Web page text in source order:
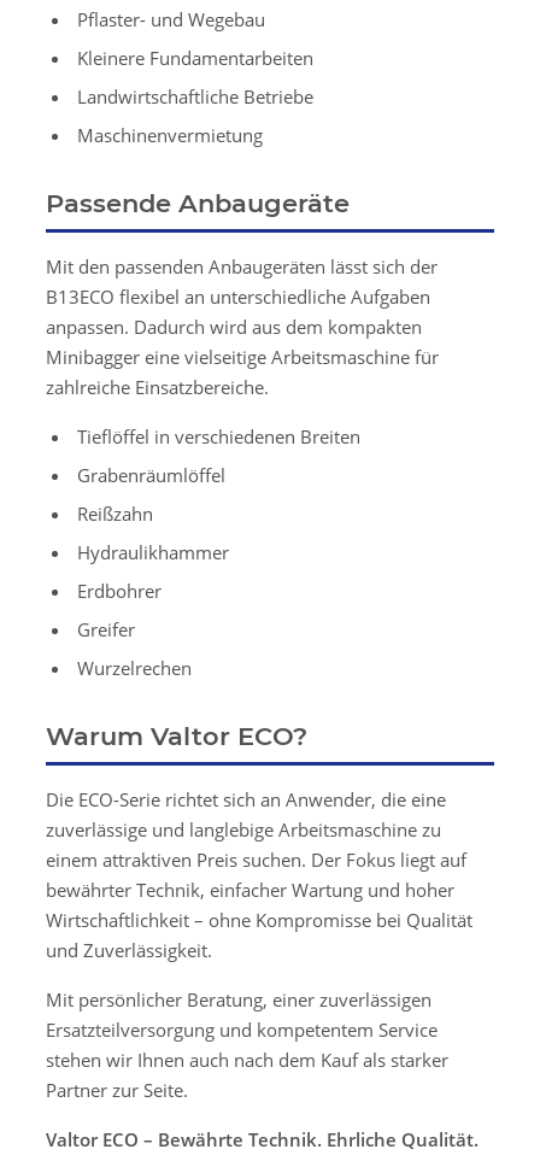
Pflaster- und Wegebau
Kleinere Fundamentarbeiten
Landwirtschaftliche Betriebe
Maschinenvermietung
Passende Anbaugeräte
Mit den passenden Anbaugeräten lässt sich der
B13ECO flexibel an unterschiedliche Aufgaben
anpassen. Dadurch wird aus dem kompakten
Minibagger eine vielseitige Arbeitsmaschine für
zahlreiche Einsatzbereiche.
Tieflöffel in verschiedenen Breiten
Grabenräumlöffel
Reißzahn
Hydraulikhammer
Erdbohrer
Greifer
Wurzelrechen
Warum Valtor ECO?
Die ECO-Serie richtet sich an Anwender, die eine
zuverlässige und langlebige Arbeitsmaschine zu
einem attraktiven Preis suchen. Der Fokus liegt auf
bewährter Technik, einfacher Wartung und hoher
Wirtschaftlichkeit – ohne Kompromisse bei Qualität
und Zuverlässigkeit.
Mit persönlicher Beratung, einer zuverlässigen
Ersatzteilversorgung und kompetentem Service
stehen wir Ihnen auch nach dem Kauf als starker
Partner zur Seite.
Valtor ECO – Bewährte Technik. Ehrliche Qualität.